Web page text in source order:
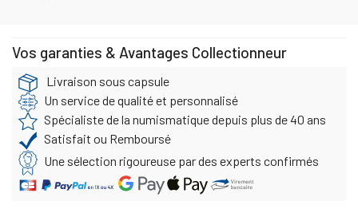
Vos garanties & Avantages Collectionneur
Livraison sous capsule
Un service de qualité et personnalisé
Spécialiste de la numismatique depuis plus de 40 ans
Satisfait ou Remboursé
Une sélection rigoureuse par des experts confirmés